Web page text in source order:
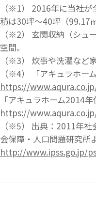
（※1） 2016年に当社
積は30坪～40坪（99.17
（※2） 玄関収納（シュ
空間。
（※3） 炊事や洗濯など
（※4） 「アキュラホ
https://
「アキュラホーム2014
https://
（※5） 出典：2011年
会保障・人口問題研究所
http://www.ipss.go.jp/